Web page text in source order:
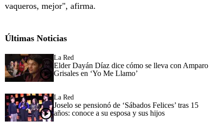
vaqueros, mejor", afirma.
Últimas Noticias
La Red
Elder Dayán Díaz dice cómo se lleva con Amparo
Grisales en ‘Yo Me Llamo’
La Red
Joselo se pensionó de ‘Sábados Felices’ tras 15
años: conoce a su esposa y sus hijos